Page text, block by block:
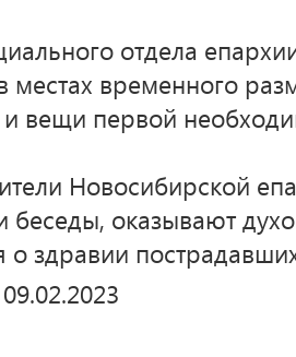
отдела
местах временного
вещи первой
Новосибирской
беседы, оказывают
о здравии